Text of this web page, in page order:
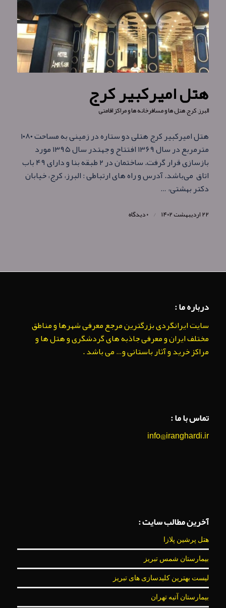
هتل امیرکبیر کرج
البرز,کرج,هتل ها و مسافرخانه ها و مراکز اقامتی
هتل امیرکبیر کرج هتلی دو ستاره در زمینی به مساحت ۱۰۸۰
مترمربع در سال ۱۳۶۹ افتتاح و جهتدر سال ۱۳۹۵ مورد
بازسازی قرار گرفت. ساختمان در ۲ طبقه بنا و دارای ۴۹ باب
اتاق می‌باشد. آدرس و راه های ارتباطی : البرز، کرج، خیابان
دکتر بهشتی، …
۲۲ اردیبهشت ۱۴۰۲ / ۰ دیدگاه
درباره ما :
سایت ایرانگردی بزرگترین مرجع معرفی شهرها و مناطق
مختلف ایران و معرفی جاذبه های گردشگری و هتل ها و
مراکز خرید و آثار باستانی و… می باشد .
تماس با ما :
info@iranghardi.ir
آخرین مطالب سایت :
هتل پرشین پلازا
بیمارستان شمس تبریز
لیست بهترین کلیدسازی های تبریز
بیمارستان آتیه تهران